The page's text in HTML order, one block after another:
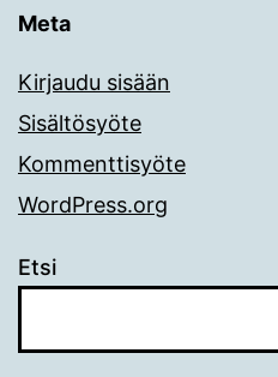
Meta
Kirjaudu sisään
Sisältösyöte
Kommenttisyöte
WordPress.org
Etsi